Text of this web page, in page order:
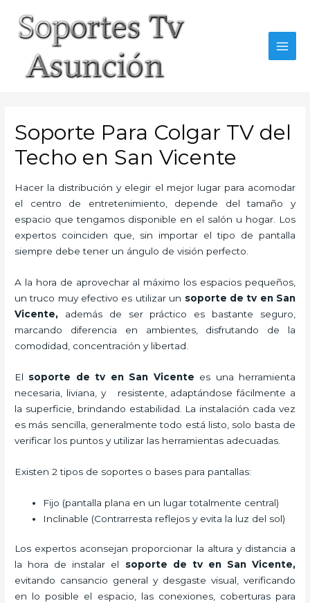
content
Soporte Para Colgar TV del
Techo en San Vicente
Hacer la distribución y elegir el mejor lugar para acomodar
el centro de entretenimiento, depende del tamaño y
espacio que tengamos disponible en el salón u hogar. Los
expertos coinciden que, sin importar el tipo de pantalla
siempre debe tener un ángulo de visión perfecto.
A la hora de aprovechar al máximo los espacios pequeños,
un truco muy efectivo es utilizar un soporte de tv en San
Vicente, además de ser práctico es bastante seguro,
marcando diferencia en ambientes, disfrutando de la
comodidad, concentración y libertad.
El soporte de tv en San Vicente es una herramienta
necesaria, liviana, y resistente, adaptándose fácilmente a
la superficie, brindando estabilidad. La instalación cada vez
es más sencilla, generalmente todo está listo, solo basta de
verificar los puntos y utilizar las herramientas adecuadas.
Existen 2 tipos de soportes o bases para pantallas:
Fijo (pantalla plana en un lugar totalmente central)
Inclinable (Contrarresta reflejos y evita la luz del sol)
Los expertos aconsejan proporcionar la altura y distancia a
la hora de instalar el soporte de tv en San Vicente,
evitando cansancio general y desgaste visual, verificando
en lo posible el espacio, las conexiones, coberturas para